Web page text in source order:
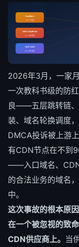
Cloudflare
30% 主流量
AWS CloudFront
25% 北美流量
GCP CDN
20% 亚太流量
2026年3月，一家
一次教科书级的防
良——五层跳转链、
装、域名轮换调度
DMCA投诉被上游
有CDN节点在不到
——入口域名、CDN
的合法业务的域名
中。
这次事故的根本原
在一个被忽视的致
CDN供应商上。 当